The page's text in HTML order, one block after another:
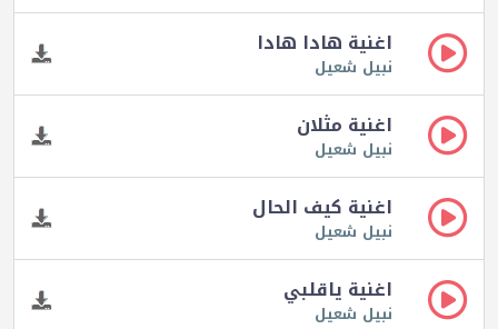
اغنية هادا هادا
نبيل شعيل
اغنية مثلان
نبيل شعيل
اغنية كيف الحال
نبيل شعيل
اغنية ياقلبي
نبيل شعيل